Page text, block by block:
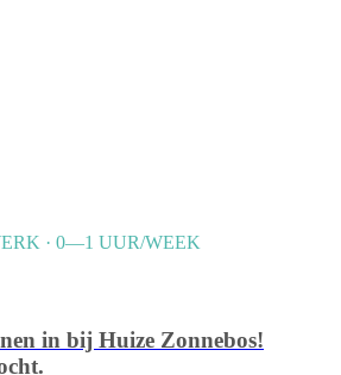
· 0—1 UUR/WEEK
in bij Huize Zonnebos!